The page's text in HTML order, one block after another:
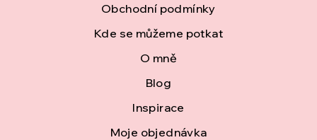
Obchodní podmínky
Kde se můžeme potkat
O mně
Blog
Inspirace
Moje objednávka